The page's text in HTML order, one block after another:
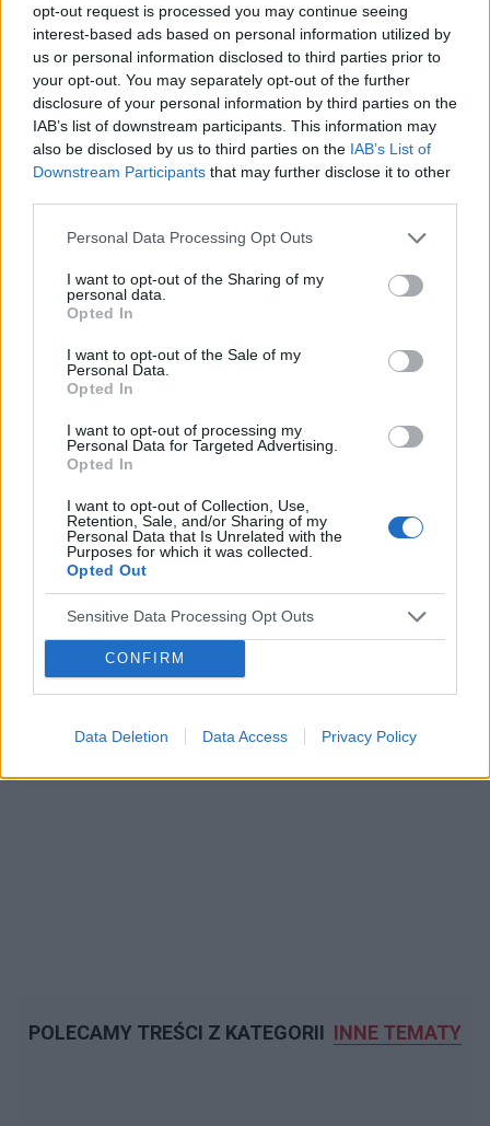
opt-out request is processed you may continue seeing
interest-based ads based on personal information utilized by
us or personal information disclosed to third parties prior to
your opt-out. You may separately opt-out of the further
disclosure of your personal information by third parties on the
IAB’s list of downstream participants. This information may
also be disclosed by us to third parties on the IAB’s List of
Downstream Participants that may further disclose it to other
Personal Data Processing Opt Outs
I want to opt-out of the Sharing of my
personal data.
Opted In
I want to opt-out of the Sale of my
Personal Data.
Opted In
I want to opt-out of processing my
Personal Data for Targeted Advertising.
Opted In
I want to opt-out of Collection, Use,
Retention, Sale, and/or Sharing of my
Personal Data that Is Unrelated with the
Purposes for which it was collected.
Opted Out
Sensitive Data Processing Opt Outs
CONFIRM
Data Deletion Data Access Privacy Policy
Treści i materiały zawarte w tym serwisie mają charakter
edukacyjno-informacyjny. Wydawca i redakcja serwisu nie ponosi
odpowiedzialności za efekty ich zastosowania. Przed
zastosowaniem porad i wskazówek zawartych w serwisie, należy
bezwzględnie skonsultować się z lekarzem.
POLECAMY TREŚCI Z KATEGORII INNE TEMATY